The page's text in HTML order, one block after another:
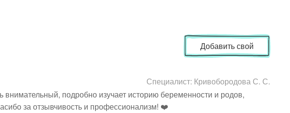
Добавить свой
Специалист: Кривобородова С. С.
подробно изучает историю беременности и родов,
за отзывчивость и профессионализм! ❤️